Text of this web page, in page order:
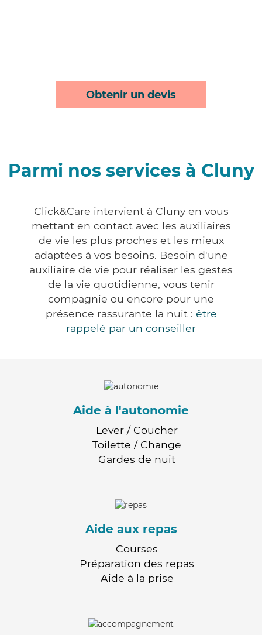
Obtenir un devis
Parmi nos services à Cluny
Click&Care intervient à Cluny en vous
mettant en contact avec les auxiliaires
de vie les plus proches et les mieux
adaptées à vos besoins. Besoin d'une
auxiliaire de vie pour réaliser les gestes
de la vie quotidienne, vous tenir
compagnie ou encore pour une
présence rassurante la nuit : être
rappelé par un conseiller
Aide à l'autonomie
Lever / Coucher
Toilette / Change
Gardes de nuit
Aide aux repas
Courses
Préparation des repas
Aide à la prise